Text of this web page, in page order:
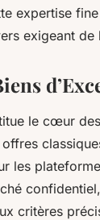
expertise
exigeant
le cœur
les
critères